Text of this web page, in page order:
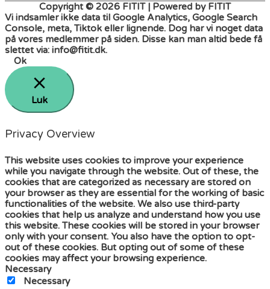
Copyright © 2026 FITIT| Powered by FITIT
Vi indsamler ikke data til Google Analytics, Google Search
Console, meta, Tiktok eller lignende. Dog har vi noget data
på vores medlemmer på siden. Disse kan man altid bede få
slettet via: info@fitit.dk.
Ok
Luk
Privacy Overview
This website uses cookies to improve your experience
while you navigate through the website. Out of these, the
cookies that are categorized as necessary are stored on
your browser as they are essential for the working of basic
functionalities of the website. We also use third-party
cookies that help us analyze and understand how you use
this website. These cookies will be stored in your browser
only with your consent. You also have the option to opt-
out of these cookies. But opting out of some of these
cookies may affect your browsing experience.
Necessary
Necessary